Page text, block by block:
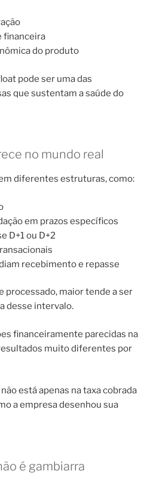
financeira
do produto
pode ser uma das
que sustentam a saúde do
no mundo real
diferentes estruturas, como:
em prazos específicos
D+1 ou D+2
recebimento e repasse
processado, maior tende a ser
desse intervalo.
financeiramente parecidas na
muito diferentes por
está apenas na taxa cobrada
a empresa desenhou sua
é gambiarra